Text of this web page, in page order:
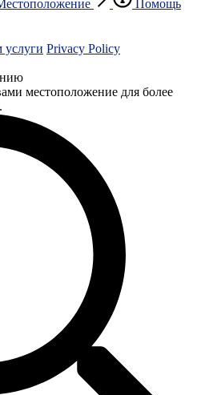
Помощь
Privacy Policy
местоположение для более